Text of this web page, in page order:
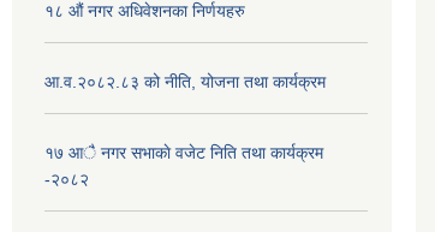
१८ औं नगर अधिवेशनका निर्णयहरु
आ.व.२०८२.८३ को नीति, योजना तथा कार्यक्रम
१७ आै नगर सभाकाे वजेट निति तथा कार्यक्रम
-२०८२